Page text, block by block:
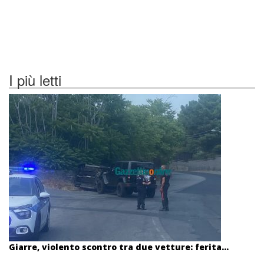
I più letti
Giarre, violento scontro tra due vetture: ferita...